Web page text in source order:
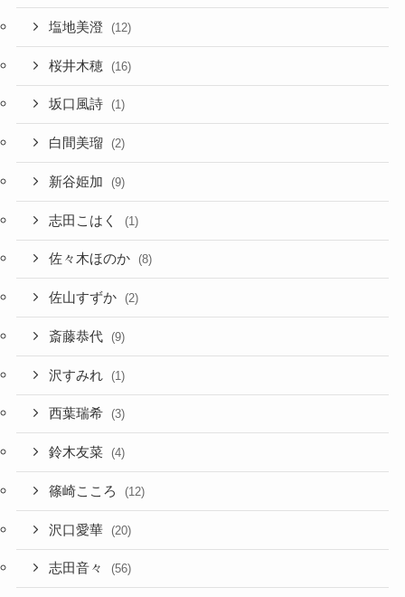
塩地美澄 (12)
桜井木穂 (16)
坂口風詩 (1)
白間美瑠 (2)
新谷姫加 (9)
志田こはく (1)
佐々木ほのか (8)
佐山すずか (2)
斎藤恭代 (9)
沢すみれ (1)
西葉瑞希 (3)
鈴木友菜 (4)
篠崎こころ (12)
沢口愛華 (20)
志田音々 (56)